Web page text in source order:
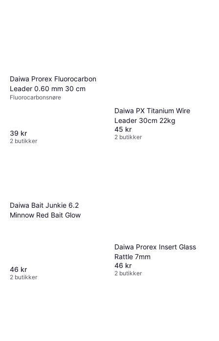
Daiwa Prorex Fluorocarbon
Leader 0.60 mm 30 cm
Fluorocarbonsnøre
39 kr
2 butikker
Daiwa PX Titanium Wire
Leader 30cm 22kg
45 kr
2 butikker
Daiwa Bait Junkie 6.2
Minnow Red Bait Glow
46 kr
2 butikker
Daiwa Prorex Insert Glass
Rattle 7mm
46 kr
2 butikker